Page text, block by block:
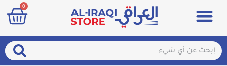
Menu
0
Search